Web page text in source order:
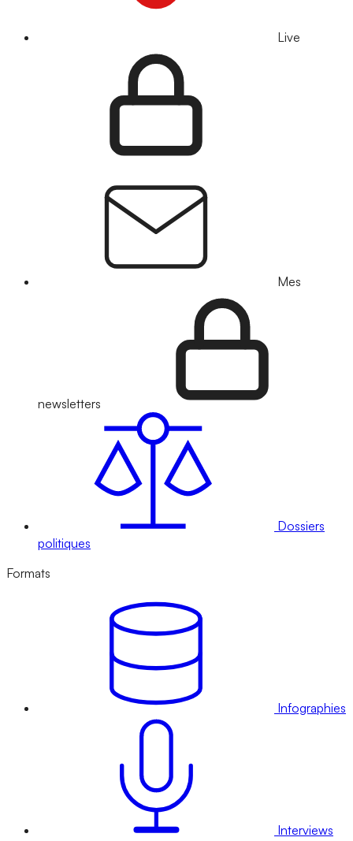
Live
Mes
newsletters
Dossiers
politiques
Formats
Infographies
Interviews